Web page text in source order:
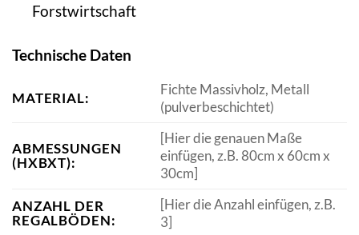
Forstwirtschaft
Technische Daten
MATERIAL:
Fichte Massivholz, Metall
(pulverbeschichtet)
ABMESSUNGEN
(HXBXT):
[Hier die genauen Maße
einfügen, z.B. 80cm x 60cm x
30cm]
ANZAHL DER
REGALBÖDEN:
[Hier die Anzahl einfügen, z.B.
3]